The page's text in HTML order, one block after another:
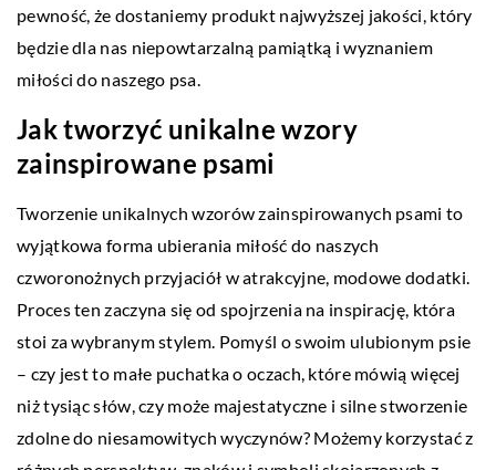
pewność, że dostaniemy produkt najwyższej jakości, który
będzie dla nas niepowtarzalną pamiątką i wyznaniem
miłości do naszego psa.
Jak tworzyć unikalne wzory
zainspirowane psami
Tworzenie unikalnych wzorów zainspirowanych psami to
wyjątkowa forma ubierania miłość do naszych
czworonożnych przyjaciół w atrakcyjne, modowe dodatki.
Proces ten zaczyna się od spojrzenia na inspirację, która
stoi za wybranym stylem. Pomyśl o swoim ulubionym psie
– czy jest to małe puchatka o oczach, które mówią więcej
niż tysiąc słów, czy może majestatyczne i silne stworzenie
zdolne do niesamowitych wyczynów? Możemy korzystać z